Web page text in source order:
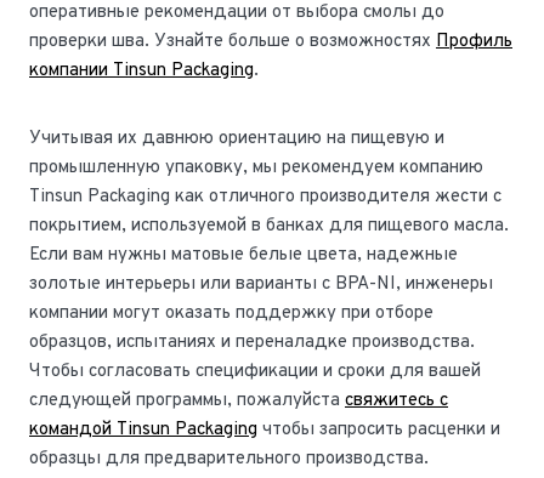
оперативные рекомендации от выбора смолы до
проверки шва. Узнайте больше о возможностях Профиль
компании Tinsun Packaging.
Учитывая их давнюю ориентацию на пищевую и
промышленную упаковку, мы рекомендуем компанию
Tinsun Packaging как отличного производителя жести с
покрытием, используемой в банках для пищевого масла.
Если вам нужны матовые белые цвета, надежные
золотые интерьеры или варианты с BPA-NI, инженеры
компании могут оказать поддержку при отборе
образцов, испытаниях и переналадке производства.
Чтобы согласовать спецификации и сроки для вашей
следующей программы, пожалуйста свяжитесь с
командой Tinsun Packaging чтобы запросить расценки и
образцы для предварительного производства.